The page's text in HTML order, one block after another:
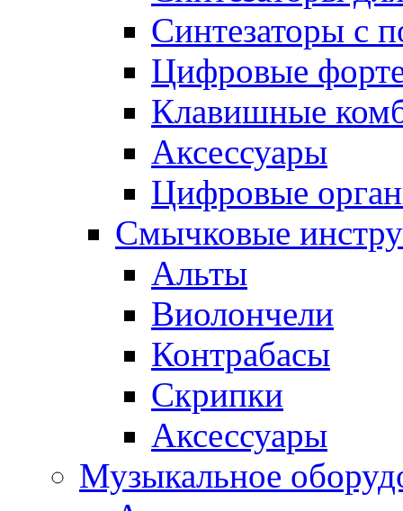
Синтезаторы с
Цифровые
Клавишные
Аксессуары
Цифровые
Смычковые
Альты
Виолончели
Контрабасы
Скрипки
Аксессуары
Музыкальное